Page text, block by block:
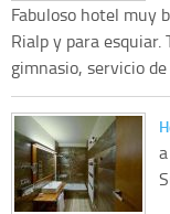
Fabuloso hotel muy
Rialp y para
gimnasio, servicio